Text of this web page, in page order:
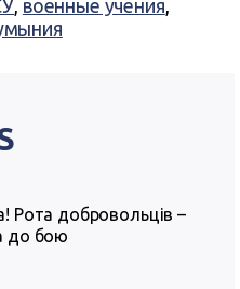
, военные учения,
Рота добровольців –
до бою